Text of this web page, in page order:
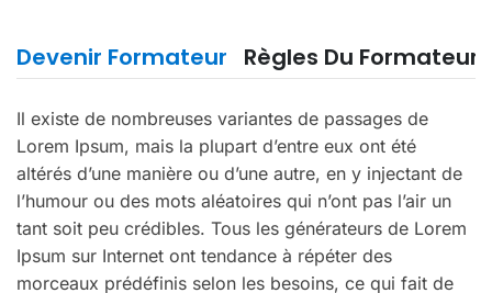
Devenir Formateur Règles Du Formateur
Il existe de nombreuses variantes de passages de
Lorem Ipsum, mais la plupart d’entre eux ont été
altérés d’une manière ou d’une autre, en y injectant de
l’humour ou des mots aléatoires qui n’ont pas l’air un
tant soit peu crédibles. Tous les générateurs de Lorem
Ipsum sur Internet ont tendance à répéter des
morceaux prédéfinis selon les besoins, ce qui fait de